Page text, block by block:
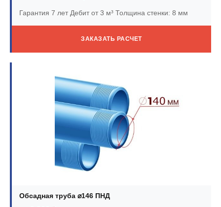
Гарантия 7 летДебит от 3 м³ Толщина стенки: 8 мм
ЗАКАЗАТЬ РАСЧЕТ
Обсадная труба ⌀146 ПНД